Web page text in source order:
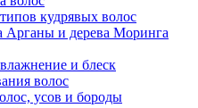
кудрявых волос
Арганы и дерева Моринга
и блеск
волос
усов и бороды